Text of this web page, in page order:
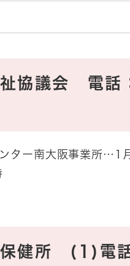
協議会 電
ター南大阪事業所…1
健所 (1)電